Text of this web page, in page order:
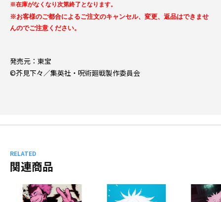
※在庫がなくなり次第終了となります。
※お客様のご都合によるご注文のキャンセル、変更、返品はできませ
んのでご注意ください。
発売元：東宝
©芥見下々／集英社・呪術廻戦製作委員会
RELATED
関連商品